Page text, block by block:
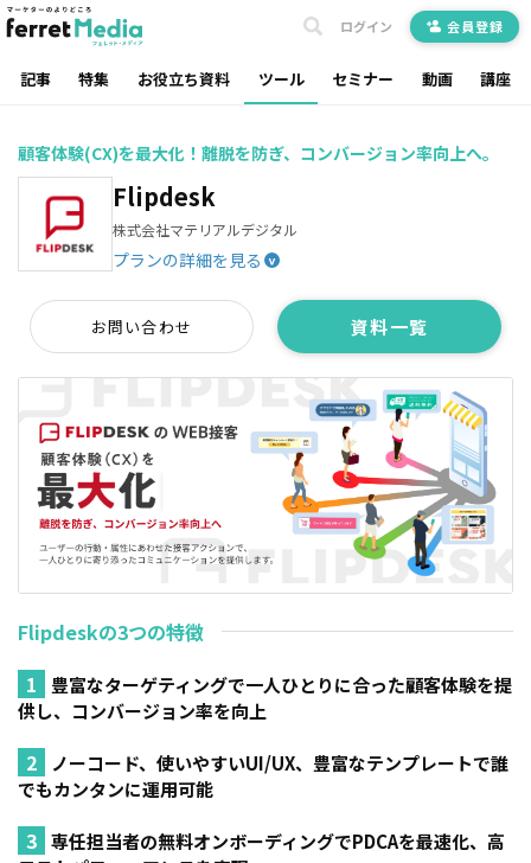
記事 特集 お役立ち資料 ツール セミナー 動画 講座
ログイン 会員登録
顧客体験(CX)を最大化！離脱を防ぎ、コンバージョン率向上へ。
Flipdesk
株式会社マテリアルデジタル
プランの詳細を見る ^
お問い合わせ 資料一覧
Flipdeskの3つの特徴
豊富なターゲティングで一人ひとりに合った顧客体験を提
供し、コンバージョン率を向上
ノーコード、使いやすいUI/UX、豊富なテンプレートで誰
でもカンタンに運用可能
専任担当者の無料オンボーディングでPDCAを最速化、高